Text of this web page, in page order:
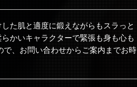
た肌と適度に鍛えながらもスラっと
かいキャラクターで緊張も身も心も
、お問い合わせからご案内までお時